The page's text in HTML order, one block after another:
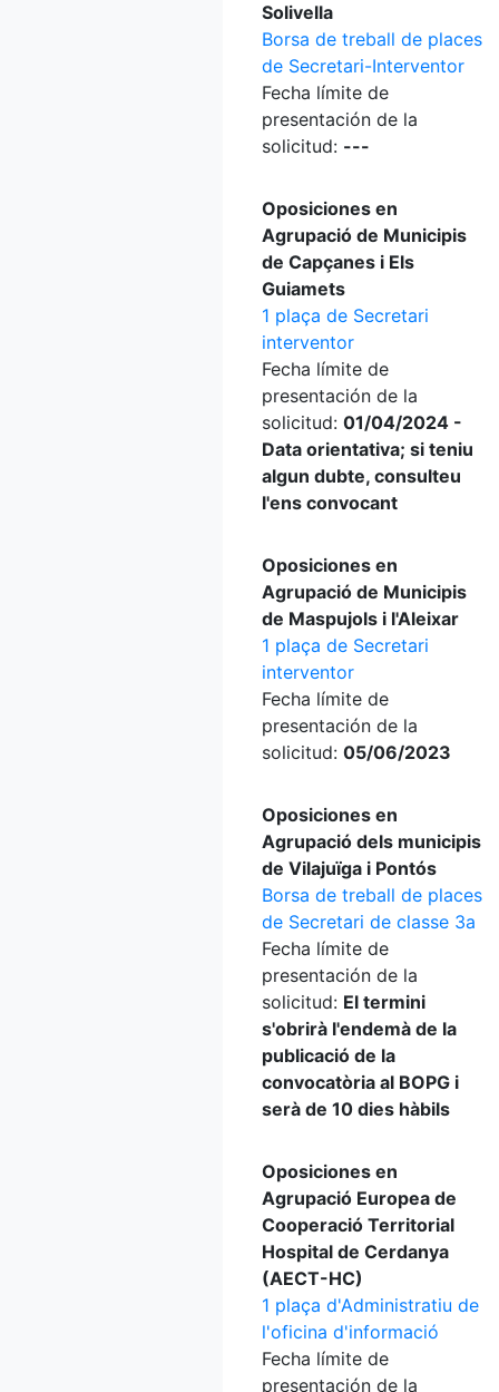
Solivella
Borsa de treball de places
de Secretari-Interventor
Fecha límite de
presentación de la
solicitud: ---
Oposiciones en
Agrupació de Municipis
de Capçanes i Els
Guiamets
1 plaça de Secretari
interventor
Fecha límite de
presentación de la
solicitud: 01/04/2024 -
Data orientativa; si teniu
algun dubte, consulteu
l'ens convocant
Oposiciones en
Agrupació de Municipis
de Maspujols i l'Aleixar
1 plaça de Secretari
interventor
Fecha límite de
presentación de la
solicitud: 05/06/2023
Oposiciones en
Agrupació dels municipis
de Vilajuïga i Pontós
Borsa de treball de places
de Secretari de classe 3a
Fecha límite de
presentación de la
solicitud: El termini
s'obrirà l'endemà de la
publicació de la
convocatòria al BOPG i
serà de 10 dies hàbils
Oposiciones en
Agrupació Europea de
Cooperació Territorial
Hospital de Cerdanya
(AECT-HC)
1 plaça d'Administratiu de
l'oficina d'informació
Fecha límite de
presentación de la